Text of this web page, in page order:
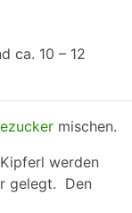
ca. 10 – 12
mischen.
werden
gelegt. Den